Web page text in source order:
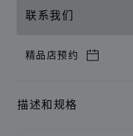
联系我们
精品店预约
描述和规格